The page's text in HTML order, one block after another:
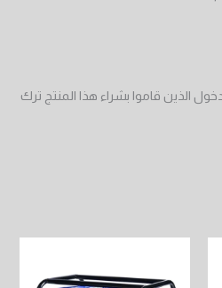
الذين قاموا بشراء هذا المنتج ترك